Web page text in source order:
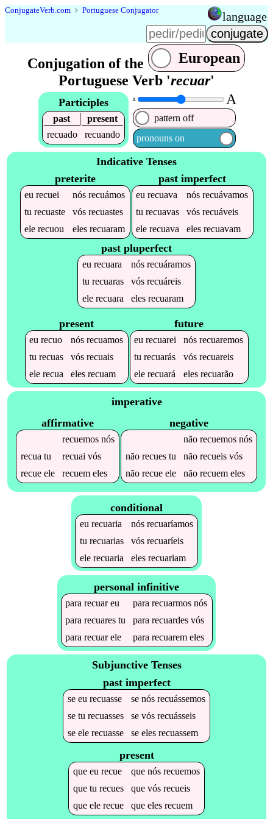
ConjugateVerb.com ﹥ Portuguese Conjugator language
Conjugation of the
European
Portuguese Verb 'recuar'
Participles
past
present
recuado
recuando
A A
pattern off
pronouns on
Indicative Tenses
preterite
eurecuei nósrecuámos
turecuaste vósrecuastes
elerecuou elesrecuaram
past imperfect
eurecuava nósrecuávamos
turecuavas vósrecuáveis
elerecuava elesrecuavam
past pluperfect
eu recuara nós recuáramos
tu recuaras vós recuáreis
ele recuara eles recuaram
present
eurecuo nósrecuamos
turecuas vósrecuais
elerecua elesrecuam
future
eurecuarei nósrecuaremos
turecuarás vósrecuareis
elerecuará elesrecuarão
imperative
affirmative
recuemosnós
recua tu recuai vós
recueele recuemeles
negative
não recuemosnós
não recuestu não recueisvós
não recueele não recuemeles
conditional
eu recuaria nós recuaríamos
tu recuarias vós recuaríeis
ele recuaria eles recuariam
personal infinitive
pararecuareu pararecuarmos nós
pararecuares tu pararecuardes vós
pararecuarele pararecuarem eles
Subjunctive Tenses
past imperfect
se eu recuasse se nós recuássemos
se tu recuasses se vós recuásseis
se ele recuasse se eles recuassem
present
que eu recue que nós recuemos
que tu recues que vós recueis
que ele recue que eles recuem